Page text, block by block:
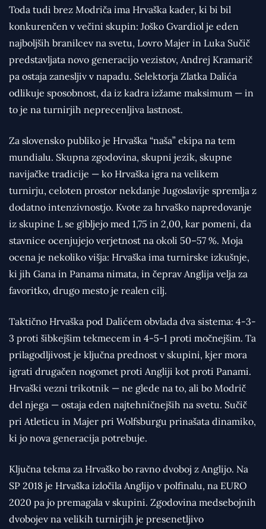
Toda tudi brez Modriča ima Hrvaška kader, ki bi bil
konkurenčen v večini skupin: Joško Gvardiol je eden
najboljših branilcev na svetu, Lovro Majer in Luka Sučič
predstavljata novo generacijo vezistov, Andrej Kramarič
pa ostaja zanesljiv v napadu. Selektorja Zlatka Dalića
odlikuje sposobnost, da iz kadra izžame maksimum — in
to je na turnirjih neprecenljiva lastnost.
Za slovensko publiko je Hrvaška “naša” ekipa na tem
mundialu. Skupna zgodovina, skupni jezik, skupne
navijačke tradicije — ko Hrvaška igra na velikem
turnirju, celoten prostor nekdanje Jugoslavije spremlja z
dodatno intenzivnostjo. Kvote za hrvaško napredovanje
iz skupine L se gibljejo med 1,75 in 2,00, kar pomeni, da
stavnice ocenjujejo verjetnost na okoli 50–57 %. Moja
ocena je nekoliko višja: Hrvaška ima turnirske izkušnje,
ki jih Gana in Panama nimata, in čeprav Anglija velja za
favoritko, drugo mesto je realen cilj.
Taktično Hrvaška pod Dalićem obvlada dva sistema: 4-3-
3 proti šibkejšim tekmecem in 4-5-1 proti močnejšim. Ta
prilagodljivost je ključna prednost v skupini, kjer mora
igrati drugačen nogomet proti Angliji kot proti Panami.
Hrvaški vezni trikotnik — ne glede na to, ali bo Modrič
del njega — ostaja eden najtehničnejših na svetu. Sučič
pri Atleticu in Majer pri Wolfsburgu prinašata dinamiko,
ki jo nova generacija potrebuje.
Ključna tekma za Hrvaško bo ravno dvoboj z Anglijo. Na
SP 2018 je Hrvaška izločila Anglijo v polfinalu, na EURO
2020 pa jo premagala v skupini. Zgodovina medsebojnih
dvobojev na velikih turnirjih je presenetljivo